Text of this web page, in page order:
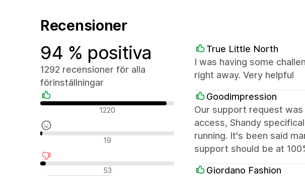
Recensioner
94 % positiva
1292 recensioner för alla
förinställningar
Positiva recensioner
1220
Neutrala recensioner
19
Negativa recensioner
53
True Little North
I was having some
right away. Very helpful
Goodimpression
Our support request
access, Shandy
running. It's been said
support should be at
Giordano Fashion